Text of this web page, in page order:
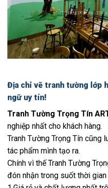
Địa chỉ vẽ tranh tường lớp
ngữ uy tín!
Tranh Tường Trọng Tín
nghiệp nhất cho khách hàng.
Tranh Tường Trọng Tín cũng
tác phẩm mình tạo ra.
Chính vì thế Tranh Tường
đón nhận trong suốt thời gian